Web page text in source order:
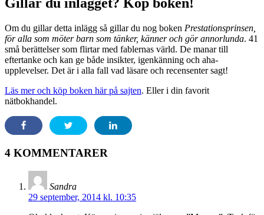
Om du gillar detta inlägg så gillar du nog boken Prestationsprinsen,
för alla som möter barn som tänker, känner och gör annorlunda. 41
små berättelser som flirtar med fablernas värld. De manar till
eftertanke och kan ge både insikter, igenkänning och aha-
upplevelser. Det är i alla fall vad läsare och recensenter sagt!
Läs mer och köp boken här på sajten. Eller i din favorit
nätbokhandel.
4 KOMMENTARER
Sandra
29 september, 2014 kl. 10:35